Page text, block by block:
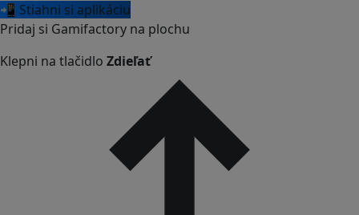
📲 Stiahni si aplikáciu
Pridaj si Gamifactory na plochu
Klepni na tlačidlo Zdieľať